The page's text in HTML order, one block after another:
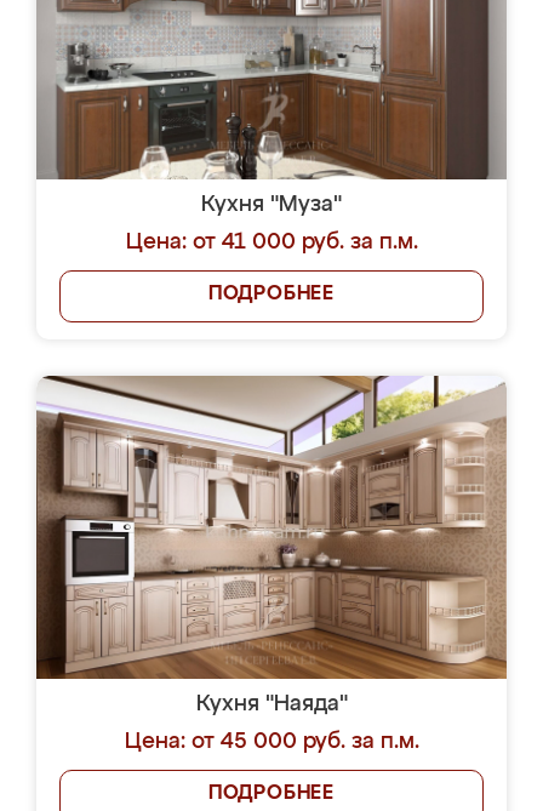
Кухня "Муза"
Цена: от 41 000 руб. за п.м.
ПОДРОБНЕЕ
Кухня "Наяда"
Цена: от 45 000 руб. за п.м.
ПОДРОБНЕЕ